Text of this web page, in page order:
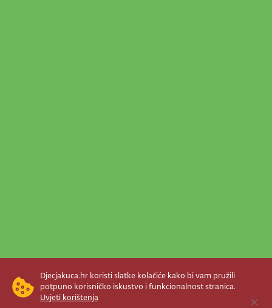
Djecjakuca.hr koristi slatke kolačiće kako bi vam pružili
potpuno korisničko iskustvo i funkcionalnost stranica.
Uvjeti korištenja